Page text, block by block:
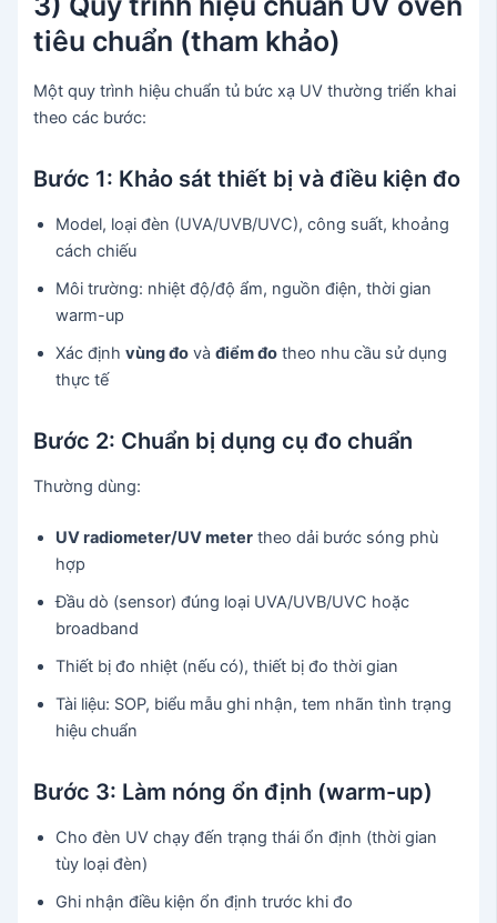
tiêu chuẩn (tham khảo)
Một quy trình hiệu chuẩn tủ bức xạ UV thường triển khai
theo các bước:
Bước 1: Khảo sát thiết bị và điều kiện đo
Model, loại đèn (UVA/UVB/UVC), công suất, khoảng
cách chiếu
Môi trường: nhiệt độ/độ ẩm, nguồn điện, thời gian
warm-up
Xác địnhvùng đo vàđiểm đo theo nhu cầu sử dụng
thực tế
Bước 2: Chuẩn bị dụng cụ đo chuẩn
Thường dùng:
UV radiometer/UV meter theo dải bước sóng phù
hợp
Đầu dò (sensor) đúng loại UVA/UVB/UVC hoặc
broadband
Thiết bị đo nhiệt (nếu có), thiết bị đo thời gian
Tài liệu: SOP, biểu mẫu ghi nhận, tem nhãn tình trạng
hiệu chuẩn
Bước 3: Làm nóng ổn định (warm-up)
Cho đèn UV chạy đến trạng thái ổn định (thời gian
tùy loại đèn)
Ghi nhận điều kiện ổn định trước khi đo